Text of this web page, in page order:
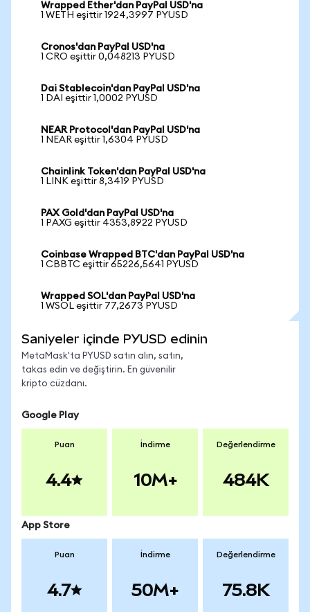
Wrapped Ether'dan PayPal USD'na
1 WETH eşittir 1924,3997 PYUSD
Cronos'dan PayPal USD'na
1 CRO eşittir 0,048213 PYUSD
Dai Stablecoin'dan PayPal USD'na
1 DAI eşittir 1,0002 PYUSD
NEAR Protocol'dan PayPal USD'na
1 NEAR eşittir 1,6304 PYUSD
Chainlink Token'dan PayPal USD'na
1 LINK eşittir 8,3419 PYUSD
PAX Gold'dan PayPal USD'na
1 PAXG eşittir 4353,8922 PYUSD
Coinbase Wrapped BTC'dan PayPal USD'na
1 CBBTC eşittir 65226,5641 PYUSD
Wrapped SOL'dan PayPal USD'na
1 WSOL eşittir 77,2673 PYUSD
Saniyeler içinde PYUSD edinin
MetaMask'ta PYUSD satın alın, satın,
takas edin ve değiştirin. En güvenilir
kripto cüzdanı.
Google Play
Puan
4.4
İndirme
10M+
Değerlendirme
484K
App Store
Puan
4.7
İndirme
50M+
Değerlendirme
75.8K